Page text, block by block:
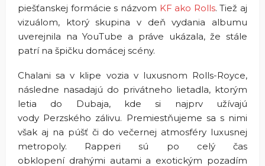
piešťanskej formácie s názvom KF ako Rolls. Tiež aj
vizuálom, ktorý skupina v deň vydania albumu
uverejnila na YouTube a práve ukázala, že stále
patrí na špičku domácej scény.
Chalani sa v klipe vozia v luxusnom Rolls-Royce,
následne nasadajú do privátneho lietadla, ktorým
letia do Dubaja, kde si najprv užívajú
vody Perzského zálivu. Premiestňujeme sa s nimi
však aj na púšť či do večernej atmosféry luxusnej
metropoly. Rapperi sú po celý čas
obklopení drahými autami a exotickým pozadím